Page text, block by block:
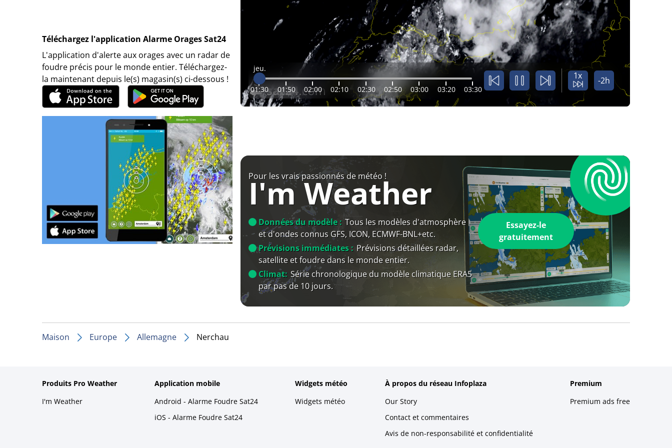
Téléchargez l'application Alarme Orages Sat24
L'application d'alerte aux orages avec un radar de
foudre précis pour le monde entier. Téléchargez-
la maintenant depuis le(s) magasin(s) ci-dessous !
jeu.
01:30 01:50 02:00 02:10 02:30 02:50 03:00 03:20 03:30
1x -2h
Pour les vrais passionnés de météo !
I'm Weather
Données du modèle : Tous les modèles d'atmosphère
et d'ondes connus GFS, ICON, ECMWF-BNL+etc.
Prévisions immédiates : Prévisions détaillées radar,
satellite et foudre dans le monde entier.
Climat: Série chronologique du modèle climatique ERA5
par pas de 10 jours.
Essayez-le
gratuitement
Maison Europe Allemagne Nerchau
Produits Pro Weather
I'm Weather
Application mobile
Android - Alarme Foudre Sat24
iOS - Alarme Foudre Sat24
Widgets météo
Widgets météo
À propos du réseau Infoplaza
Our Story
Contact et commentaires
Avis de non-responsabilité et confidentialité
Premium
Premium ads free